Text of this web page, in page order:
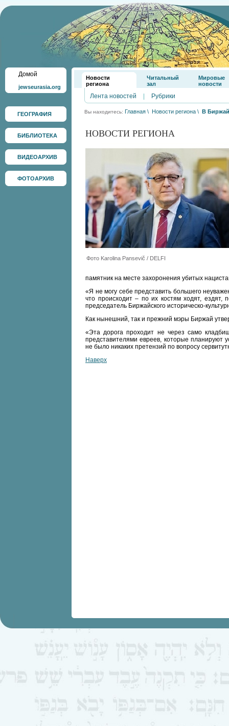
Домой
jewseurasia.org
ГЕОГРАФИЯ
БИБЛИОТЕКА
ВИДЕОАРХИВ
ФОТОАРХИВ
Новости
региона
Читальный
зал
Мировые
новости
Лента новостей Рубрики
Вы находитесь: Главная \ Новости региона \ В Биржай
НОВОСТИ РЕГИОНА
Фото Karolina Pansevič / DELFI
памятник на месте захоронения убитых
«Я не могу себе представить большего
что происходит – по их костям ходят,
председатель Биржайского историческо-
Как нынешний, так и прежний мэры Биржай
«Эта дорога проходит не через само
представителями евреев, которые планируют
не было никаких претензий по вопросу
Наверх